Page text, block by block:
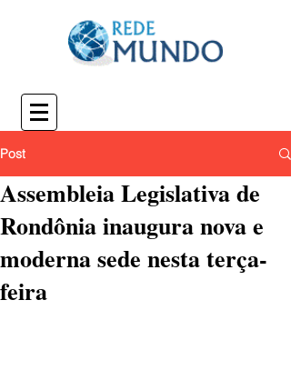
Post
Assembleia Legislativa de
Rondônia inaugura nova e
moderna sede nesta terça-
feira